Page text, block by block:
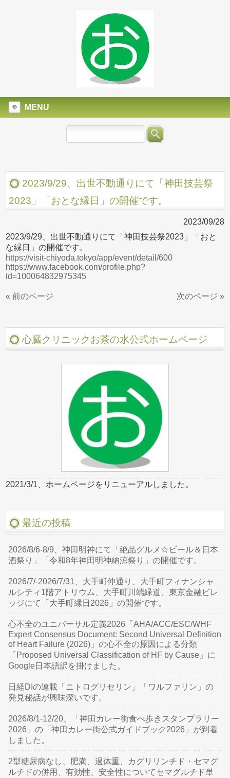
MENU
2023/9/29、出世不動通りにて「神田技芸祭
2023」「おとな縁日」の開催です。
2023/09/28
2023/9/29、出世不動通りにて「神田技芸祭2023」「おと
な縁日」の開催です。
https://visit-chiyoda.tokyo/app/event/detail/600
https://www.facebook.com/profile.php?
id=100064832975345
« 前のページ 次のページ »
心臓クリニックお茶の水公式ホームページ
2021/3/1、ホームページをリニューアルしました。
最近の投稿
2026/8/6-8/9、神田明神にて「絶品グルメ☆ビール＆日本
酒祭り」「令和8年神田明神納涼祭り」の開催です。
2026/7/-2026/7/31、大手町仲通り、大手町フィナンシャ
ルシティ1階アトリウム、大手町川端緑道、東京金融ビレ
ッジにて「大手町縁日2026」の開催です。
心不全のユニバーサル定義2026「AHA/ACC/ESC/WHF
Expert Consensus Document: Second Universal Definition
of Heart Failure (2026)」の心不全の原因による分類
「Proposed Universal Classification of HF by Cause」に
Google日本語訳を掛けました。
日経DIの連載「ニトログリセリン」「ワルファリン」の
発見秘話が興味深いです。
2026/8/1-12/20、「神田カレー街食べ歩きスタンプラリー
2026」の「神田カレー街公式ガイドブック2026」が到着
しました。
2型糖尿病なし、肥満、過体重、カグリリンチド・セマグ
ルチドの併用、有効性、安全性についてセマグルチド単